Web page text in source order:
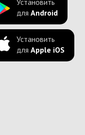
Установить
для Android
Установить
для Apple iOS